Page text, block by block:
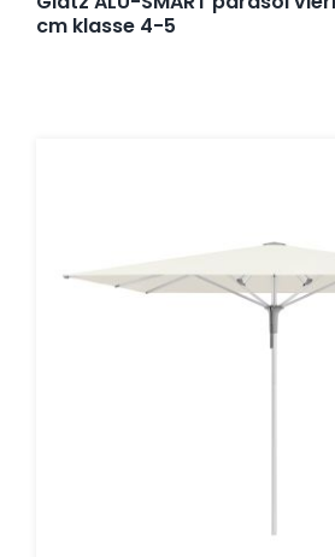
cm klasse 4-5